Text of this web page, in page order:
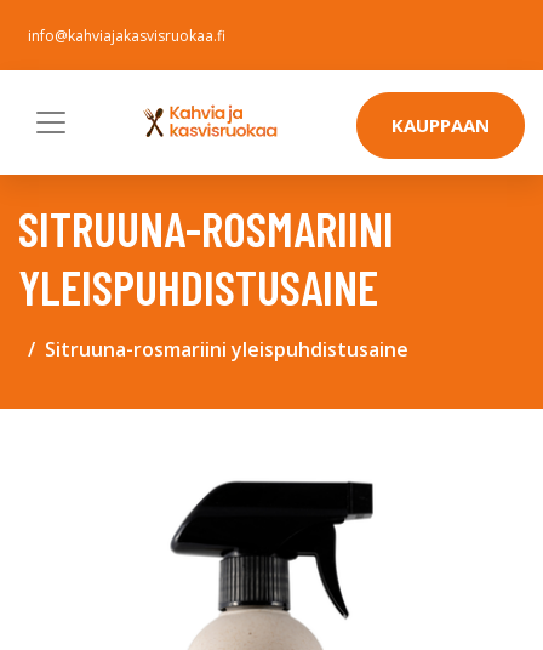
info@kahviajakasvisruokaa.fi
KAUPPAAN
SITRUUNA-ROSMARIINI
YLEISPUHDISTUSAINE
Sitruuna-rosmariini yleispuhdistusaine